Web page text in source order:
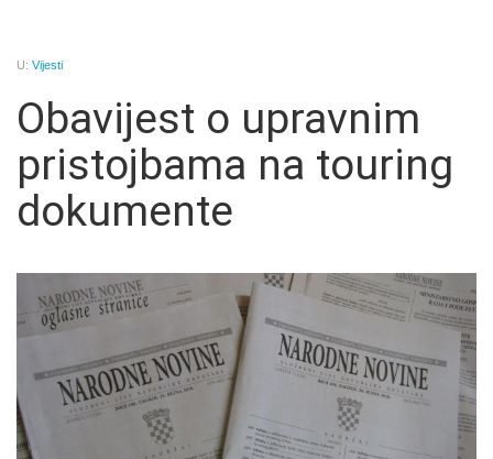
U: Vijesti
Obavijest o upravnim
pristojbama na touring
dokumente